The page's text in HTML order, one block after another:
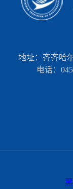
地址：齐齐哈
电话：